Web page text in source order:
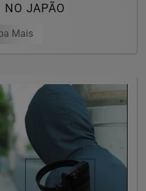
NO JAPÃO
Mais